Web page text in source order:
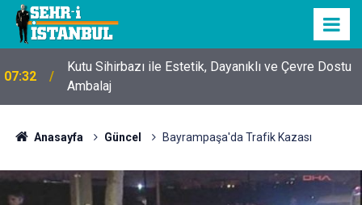
07:32
Kutu Sihirbazı ile Estetik, Dayanıklı ve Çevre Dostu
Ambalaj
Anasayfa Güncel Bayrampaşa'da Trafik Kazası